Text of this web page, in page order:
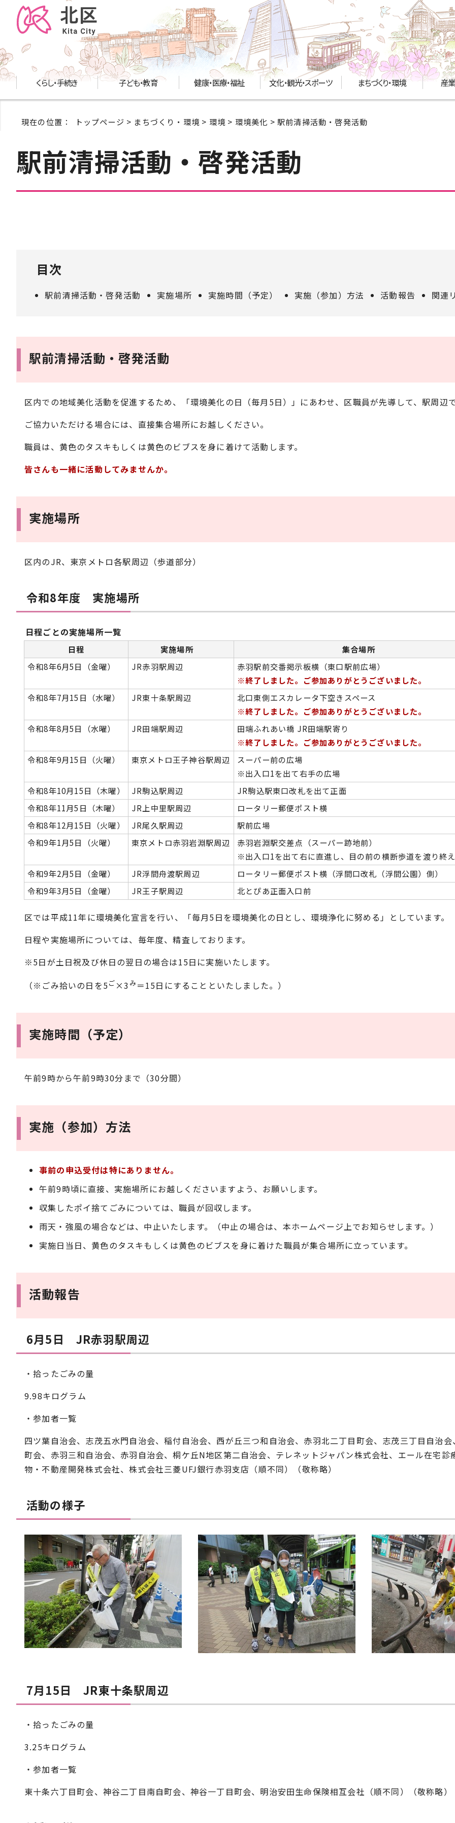
くらし・手続き 子ども・教育 健康・医療・福祉 文化・観光・スポーツ まちづくり・環境 産
現在の位置： トップページ > まちづくり・環境 > 環境 > 環境美化 > 駅前清掃活動・啓発活動
駅前清掃活動・啓発活動
目次
駅前清掃活動・啓発活動 実施場所 実施時間（予定） 実施（参加）方法 活動報告 関連
駅前清掃活動・啓発活動
区内での地域美化活動を促進するため、「環境美化の日（毎月5日）」にあわせ、区職員が先導して、駅周辺
ご協力いただける場合には、直接集合場所にお越しください。
職員は、黄色のタスキもしくは黄色のビブスを身に着けて活動します。
皆さんも一緒に活動してみませんか。
実施場所
区内のJR、東京メトロ各駅周辺（歩道部分）
令和8年度 実施場所
日程ごとの実施場所一覧
日程 実施場所
集合場所
令和8年6月5日（金曜）
JR赤羽駅周辺
赤羽駅前交番掲示板横（東口駅前広場）
※終了しました。ご参加ありがとうございました。
令和8年7月15日（水曜）
JR東十条駅周辺
北口東側エスカレータ下空きスペース
※終了しました。ご参加ありがとうございました。
令和8年8月5日（水曜）
JR田端駅周辺
田端ふれあい橋 JR田端駅寄り
※終了しました。ご参加ありがとうございました。
令和8年9月15日（火曜）
東京メトロ王子神谷駅周辺
スーパー前の広場
※出入口1を出て右手の広場
令和8年10月15日（木曜）
JR駒込駅周辺
JR駒込駅東口改札を出て正面
令和8年11月5日（木曜）
JR上中里駅周辺
ロータリー郵便ポスト横
令和8年12月15日（火曜）
JR尾久駅周辺
駅前広場
令和9年1月5日（火曜）
東京メトロ赤羽岩淵駅周辺
赤羽岩淵駅交差点（スーパー跡地前）
※出入口1を出て右に直進し、目の前の横断歩道を渡り終
令和9年2月5日（金曜）
JR浮間舟渡駅周辺
ロータリー郵便ポスト横（浮間口改札（浮間公園）側）
令和9年3月5日（金曜）
JR王子駅周辺 北とぴあ正面入口前
区では平成11年に環境美化宣言を行い、「毎月5日を環境美化の日とし、環境浄化に努める」としています。
日程や実施場所については、毎年度、精査しております。
※5日が土日祝及び休日の翌日の場合は15日に実施いたします。
（※ごみ拾いの日を5 ご ×3 み＝15日にすることといたしました。）
実施時間（予定）
午前9時から午前9時30分まで（30分間）
実施（参加）方法
事前の申込受付は特にありません。
午前9時頃に直接、実施場所にお越しくださいますよう、お願いします。
収集したポイ捨てごみについては、職員が回収します。
雨天・強風の場合などは、中止いたします。（中止の場合は、本ホームページ上でお知らせします。）
実施日当日、黄色のタスキもしくは黄色のビブスを身に着けた職員が集合場所に立っています。
活動報告
6月5日 JR赤羽駅周辺
・拾ったごみの量
9.98キログラム
・参加者一覧
四ツ葉自治会、志茂五水門自治会、稲付自治会、西が丘三つ和自治会、赤羽北二丁目町会、志茂三丁目自治
町会、赤羽三和自治会、赤羽自治会、桐ケ丘N地区第二自治会、テレネットジャパン株式会社、エール在宅
物・不動産開発株式会社、株式会社三菱UFJ銀行赤羽支店（順不同）（敬称略）
活動の様子
7月15日 JR東十条駅周辺
・拾ったごみの量
3.25キログラム
・参加者一覧
東十条六丁目町会、神谷二丁目南自町会、神谷一丁目町会、明治安田生命保険相互会社（順不同）（敬称略）